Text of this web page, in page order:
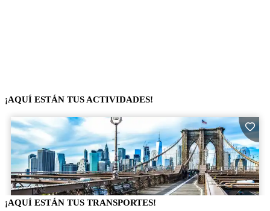
¡AQUÍ ESTÁN TUS ACTIVIDADES!
¡AQUÍ ESTÁN TUS TRANSPORTES!